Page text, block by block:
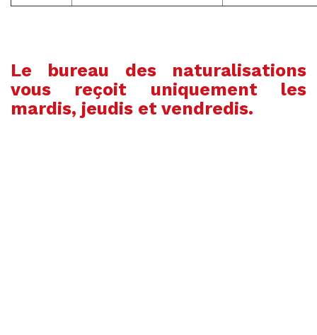
Le bureau des naturalisations
vous reçoit uniquement les
mardis, jeudis et vendredis.